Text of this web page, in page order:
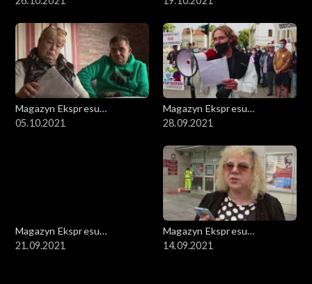
Magazyn Ekspresu
Reporterów
05.10.2021
Magazyn Ekspresu
Reporterów
28.09.2021
Magazyn Ekspresu
Reporterów
21.09.2021
Magazyn Ekspresu
Reporterów
14.09.2021